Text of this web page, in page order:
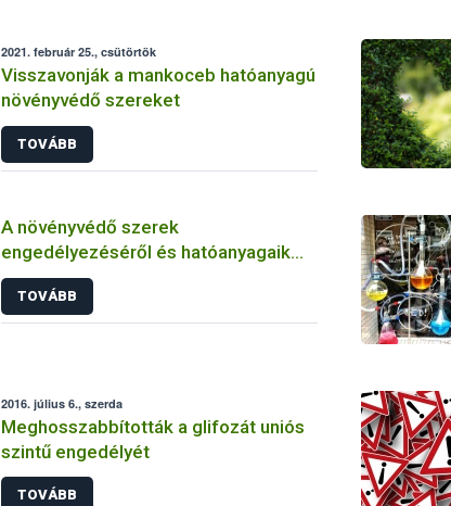
2021. február 25., csütörtök
Visszavonják a mankoceb hatóanyagú
növényvédő szereket
TOVÁBB
A növényvédő szerek
engedélyezéséről és hatóanyagaik
vizsgálatáról
TOVÁBB
2016. július 6., szerda
Meghosszabbították a glifozát uniós
szintű engedélyét
TOVÁBB